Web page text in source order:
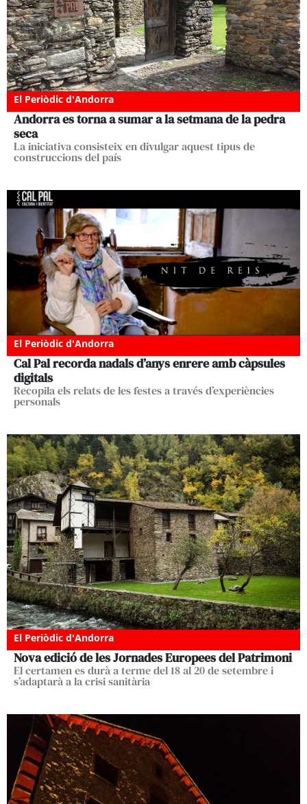
El Periòdic d'Andorra
Andorra es torna a sumar a la setmana de la pedra
seca
La iniciativa consisteix en divulgar aquest tipus de
construccions del país
El Periòdic d'Andorra
Cal Pal recorda nadals d’anys enrere amb càpsules
digitals
Recopila els relats de les festes a través d’experiències
personals
El Periòdic d'Andorra
Nova edició de les Jornades Europees del Patrimoni
El certamen es durà a terme del 18 al 20 de setembre i
s’adaptarà a la crisi sanitària